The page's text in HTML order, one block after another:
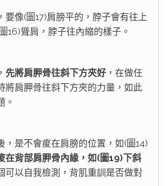
要像(圖17)肩膀平的，脖子會有往上
16)聳肩，脖子往內縮的樣子。
先將肩胛骨往斜下方夾好 ，在做任
將肩胛骨往斜下方夾的力量，如此
。
，是不會痠在肩膀的位置，如(圖14)
在背部肩胛骨內緣，如(圖19)下斜
可以自我檢測，背肌重訓是否做對